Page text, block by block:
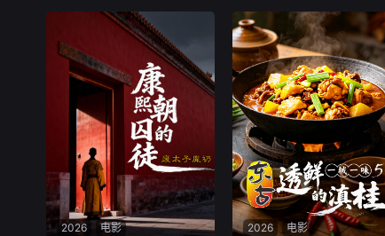
叛逆富二代叛逆为躲爹妈安
排，偷报音乐专业，开学撩学
姐，为校花与校草开战，背后
搞小动作坑对手又坑队友；寒
门工科妹靠兼职偷师学音乐，
一边端盘子一边写歌逆袭。校
园歌曲原创大赛终极一战，看
废柴二代如何洗白，草
从斯瓦尔巴群岛冰封的荒原，
到沐浴着阳光的地中海沿岸，
这部野生动物纪录片深入探索
了欧洲最重要迷人的栖息地，
并邂逅了最非凡的野生居民。
蓝鲸、北极熊与翱翔天际的金
雕领衔登场，珍稀罕见的波斯
豹等珍稀物种的身影也惊艳亮
相。全片满载震撼壮观的影像
画面，记录了多项科学界首次
发现的动物行为，堪称有史以
来制作规模最宏大的野生动物
纪录片之一。
2026 电影 2026 电影